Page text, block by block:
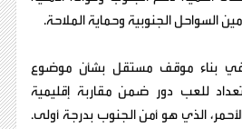
السواحل الجنوبية وحماية الملاحة.
في بناء موقف مستقل بشأن موضوع
للعب دور ضمن مقاربة إقليمية
الذي هو أمن الجنوب بدرجة أولى.